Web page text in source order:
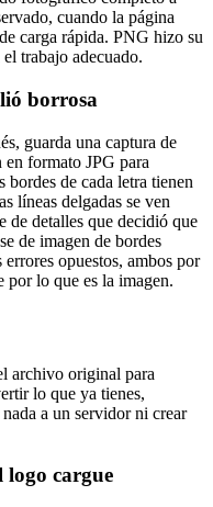
cuando la página
carga rápida. PNG hizo su
trabajo adecuado.
borrosa
guarda una captura de
formato JPG para
de cada letra tienen
líneas delgadas se ven
de detalles que decidió que
de imagen de bordes
opuestos, ambos por
lo que es la imagen.
archivo original para
lo que ya tienes,
a un servidor ni crear
logo cargue